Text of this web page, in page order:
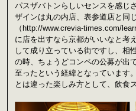
パスザバトンらしいセンスを感じ
ザインは丸の内店、表参道店と同
（ http://www.crevia-times.com/
に店を出すなら京都がいいなと考
して成り立っている街ですし、相
の時、ちょうどコンペの公募が出
至ったという経緯となっています
とは違った楽しみ方として、飲食